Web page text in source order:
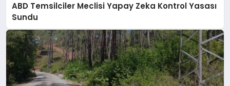
ABD Temsilciler Meclisi Yapay Zeka Kontrol Yasası
Sundu